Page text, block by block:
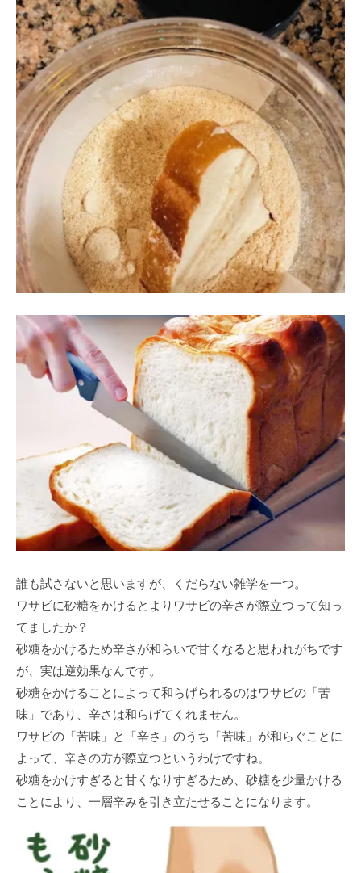
誰も試さないと思いますが、くだらない雑学を一つ。
ワサビに砂糖をかけるとよりワサビの辛さが際立つって知っ
てましたか？
砂糖をかけるため辛さが和らいで甘くなると思われがちです
が、実は逆効果なんです。
砂糖をかけることによって和らげられるのはワサビの「苦
味」であり、辛さは和らげてくれません。
ワサビの「苦味」と「辛さ」のうち「苦味」が和らぐことに
よって、辛さの方が際立つというわけですね。
砂糖をかけすぎると甘くなりすぎるため、砂糖を少量かける
ことにより、一層辛みを引き立たせることになります。